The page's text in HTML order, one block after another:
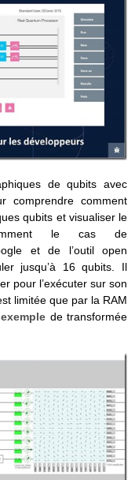
de qubits avec
comment
qubits et visualiser le
le cas de
et de l’outil open
jusqu’à 16 qubits. Il
pour l’exécuter sur son
limitée que par la RAM
exemple de transformée